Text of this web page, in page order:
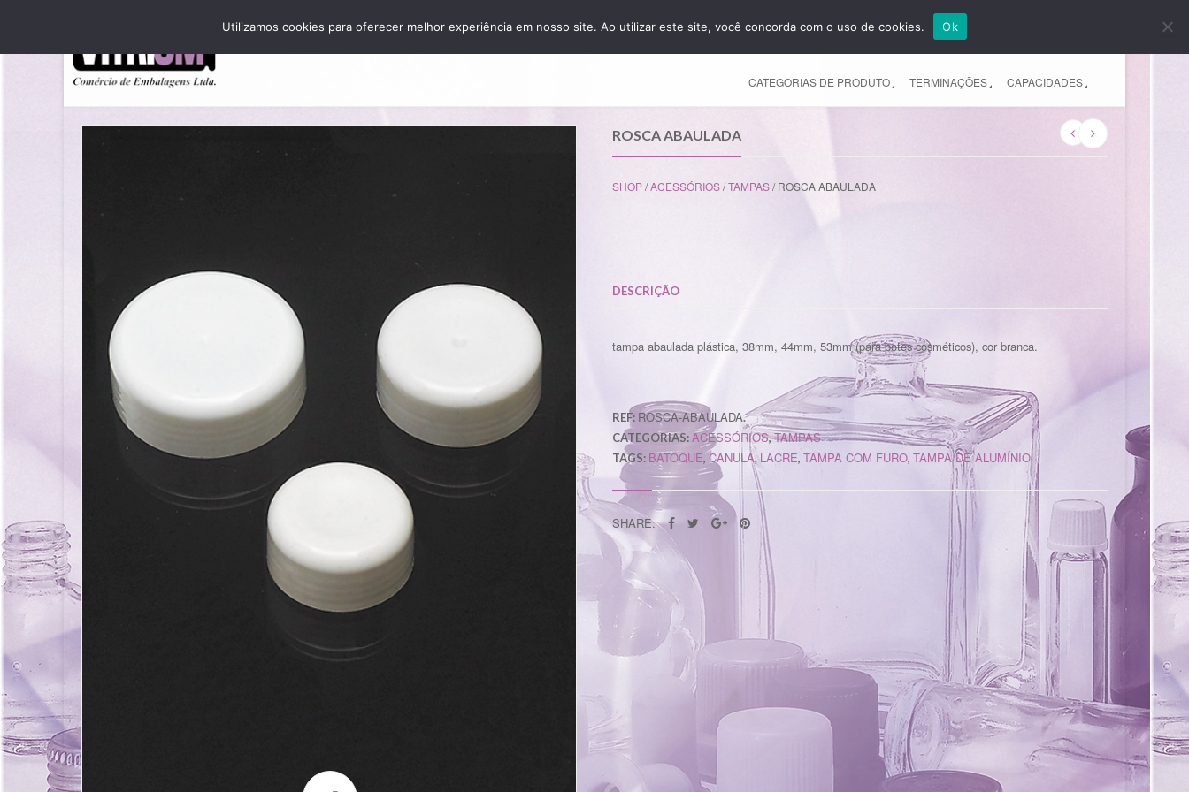
HOME EMPRESA PRODUTOS CONTATO
CATEGORIAS DE PRODUTO TERMINAÇÕES CAPACIDADES
ROSCA ABAULADA
SHOP/ACESSÓRIOS/TAMPAS/ ROSCA ABAULADA
DESCRIÇÃO
tampa abaulada plástica, 38mm, 44mm, 53mm (para potes cosméticos), cor branca.
REF: ROSCA-ABAULADA.
CATEGORIAS:ACESSÓRIOS,TAMPAS
TAGS: BATOQUE, CANULA,LACRE, TAMPA COM FURO, TAMPA DE ALUMÍNIO
SHARE:
Utilizamos cookies para oferecer melhor experiência em nosso site. Ao utilizar este site, você concorda com o uso de cookies. Ok